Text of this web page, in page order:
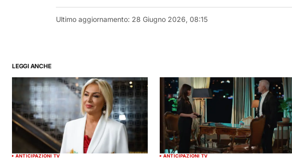
Ultimo aggiornamento: 28 Giugno 2026, 08:15
LEGGI ANCHE
ANTICIPAZIONI TV ANTICIPAZIONI TV